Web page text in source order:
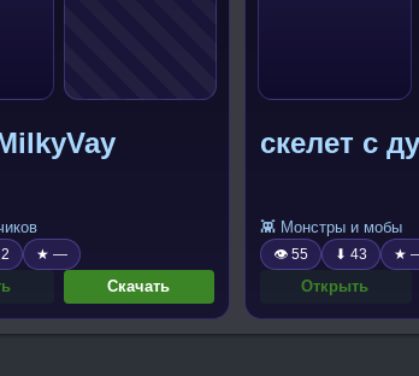
★ —
Скачать
скелет с
👾 Монстры и мобы
👁 55 ⬇ 43 ★
Открыть